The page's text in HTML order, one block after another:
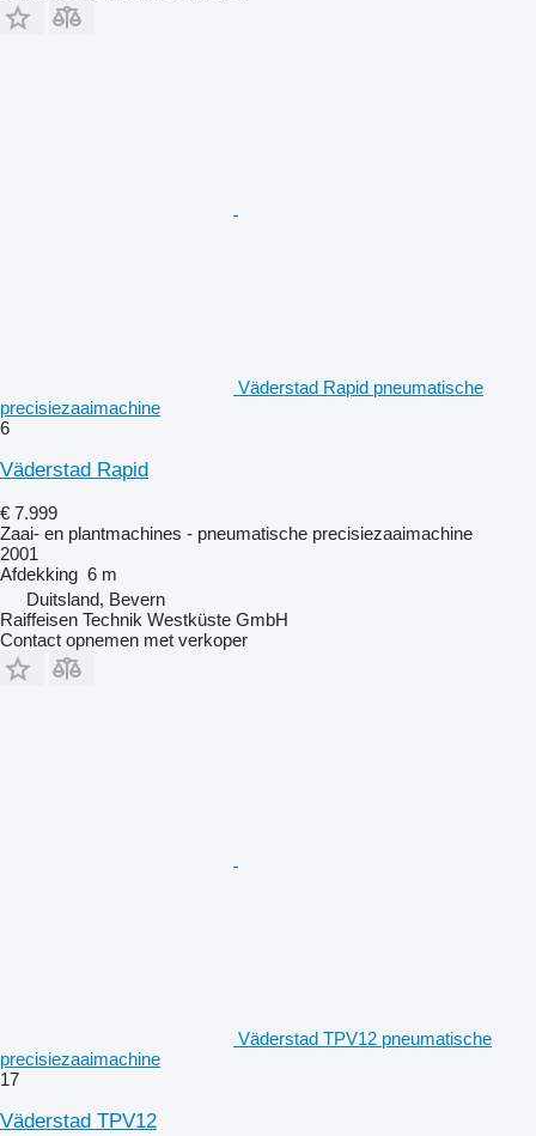
Väderstad Rapid pneumatische
precisiezaaimachine
6
Väderstad Rapid
€ 7.999
Zaai- en plantmachines - pneumatische precisiezaaimachine
2001
Afdekking 6 m
Duitsland, Bevern
Raiffeisen Technik Westküste GmbH
Contact opnemen met verkoper
Väderstad TPV12 pneumatische
precisiezaaimachine
17
Väderstad TPV12